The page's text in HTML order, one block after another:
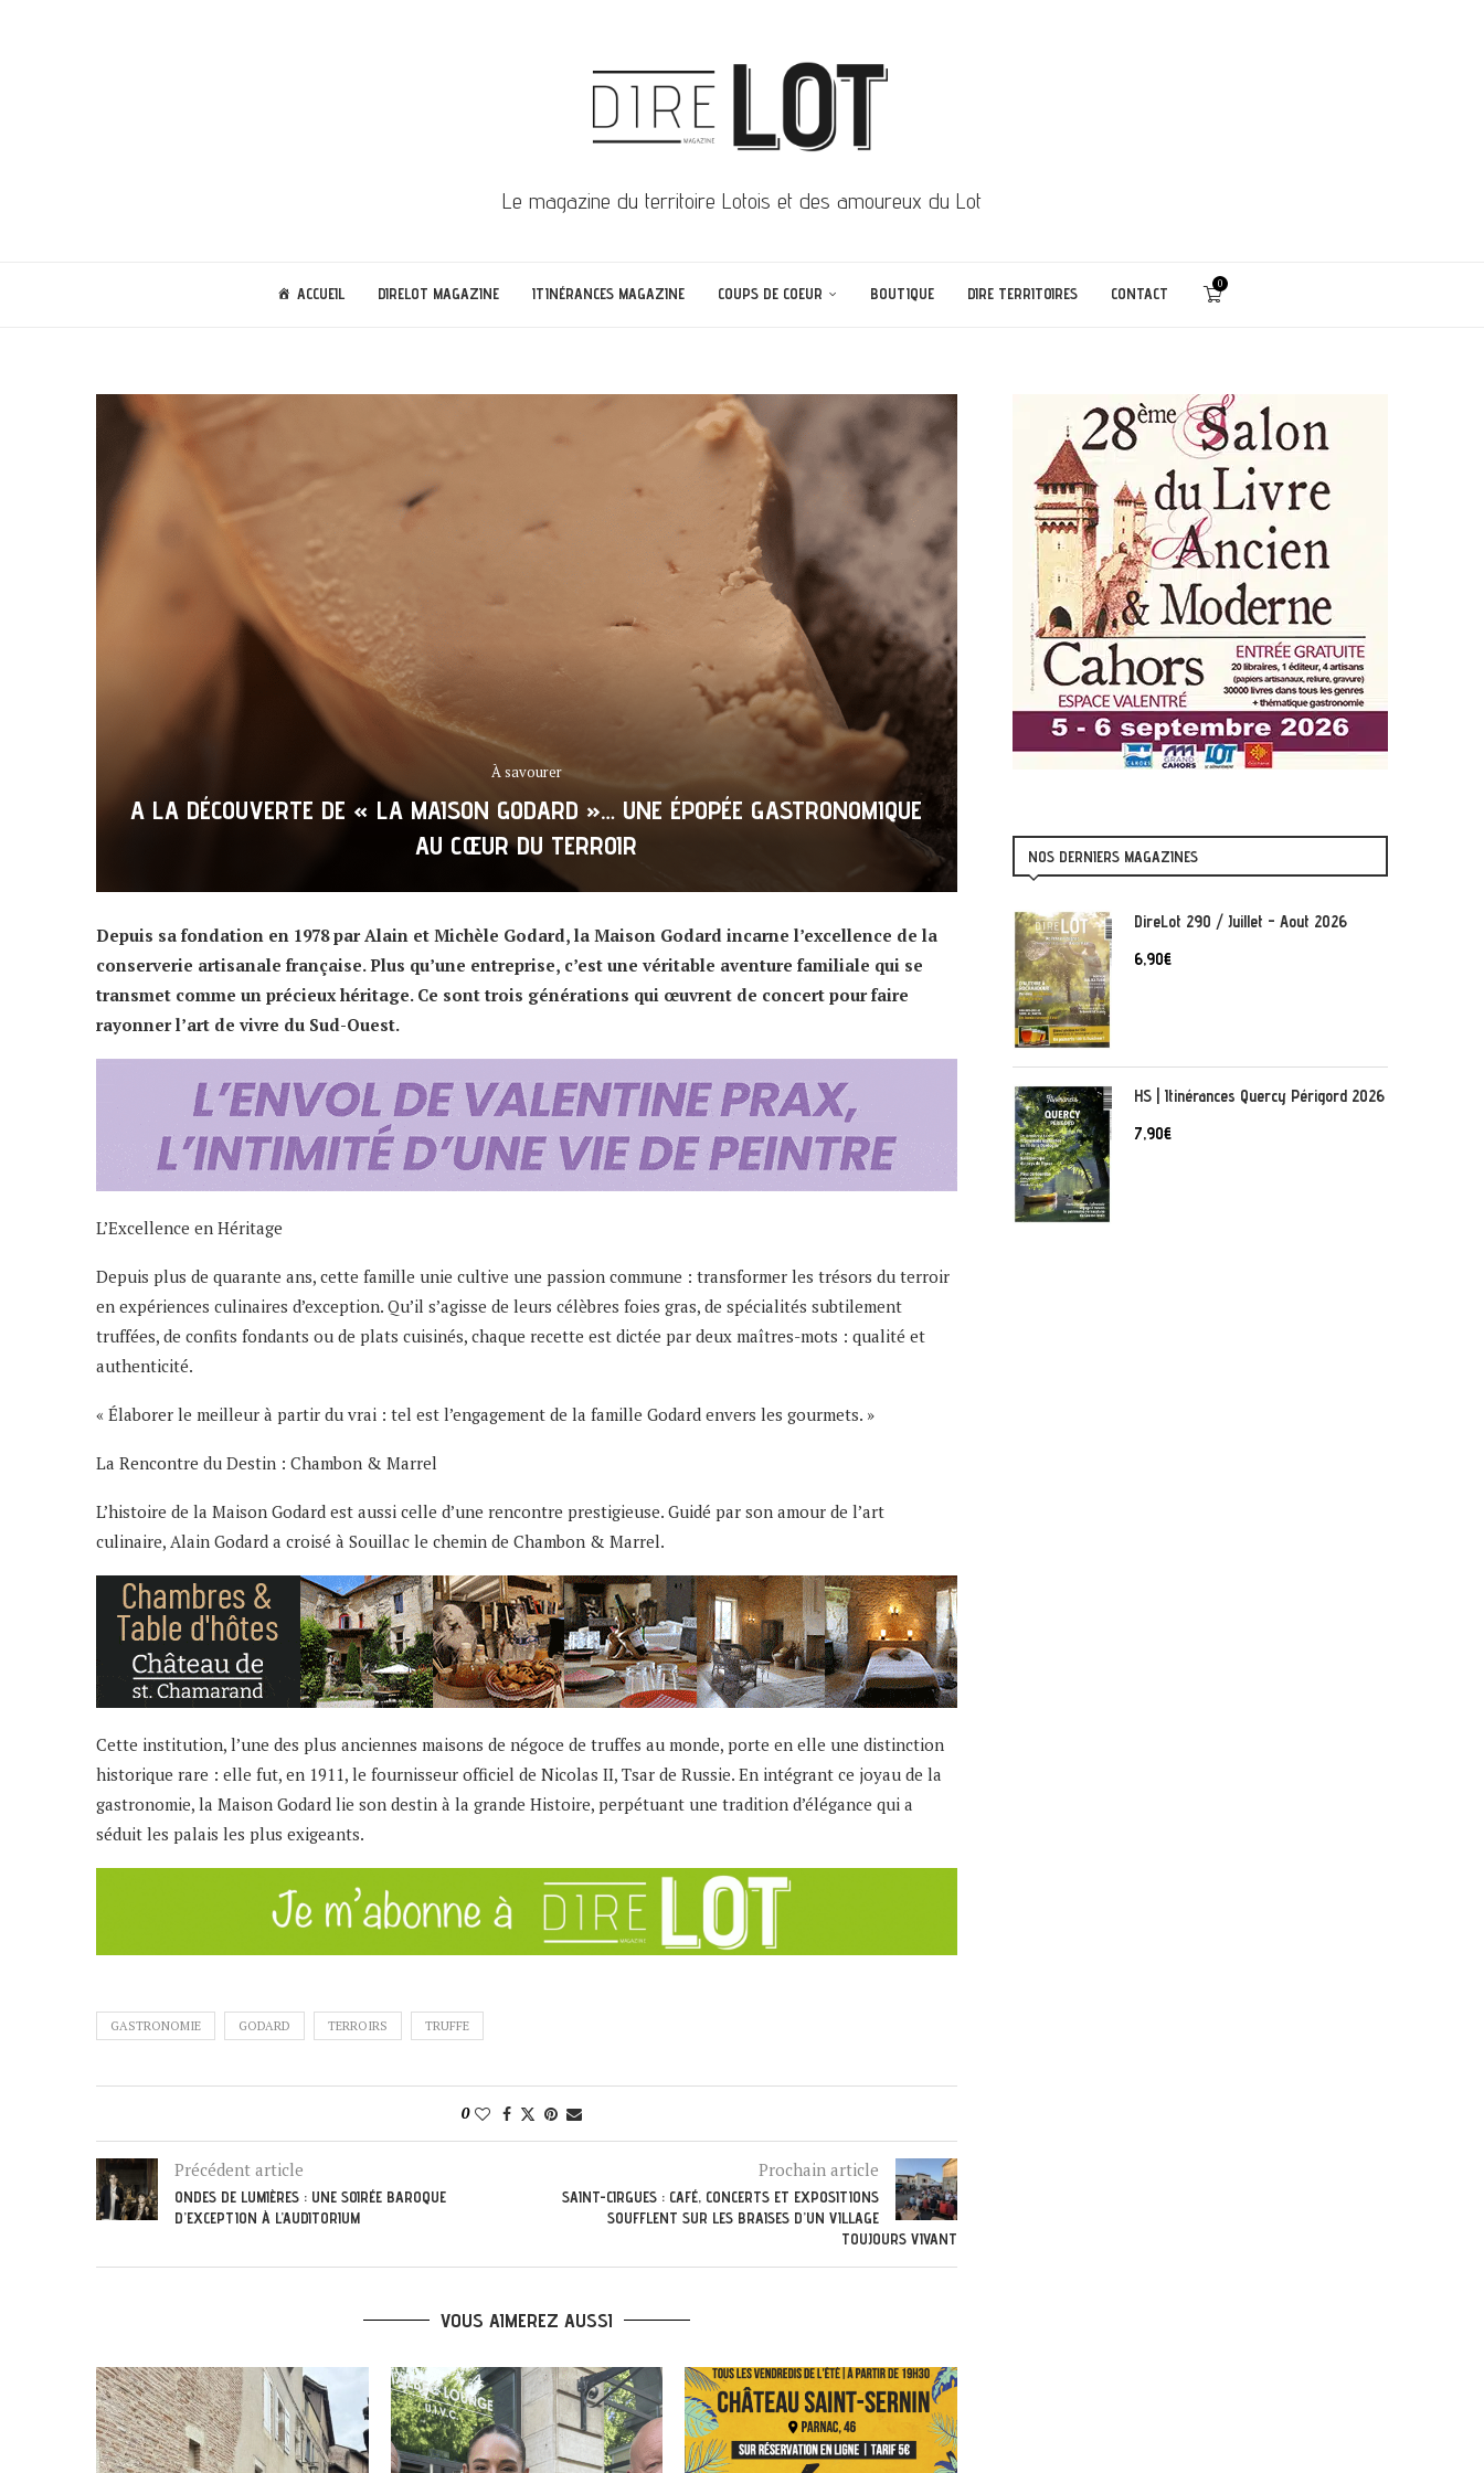
Le magazine du territoire Lotois et des amoureux du Lot
ACCUEIL DIRELOT MAGAZINE ITINÉRANCES MAGAZINE COUPS DE COEUR BOUTIQUE DIRE TERRITOIRES CONTACT
0
À savourer
A LA DÉCOUVERTE DE « LA MAISON GODARD »… UNE ÉPOPÉE GASTRONOMIQUE
AU CŒUR DU TERROIR
Depuis sa fondation en 1978 par Alain et Michèle Godard, la Maison Godard incarne l’excellence de la
conserverie artisanale française. Plus qu’une entreprise, c’est une véritable aventure familiale qui se
transmet comme un précieux héritage. Ce sont trois générations qui œuvrent de concert pour faire
rayonner l’art de vivre du Sud-Ouest.
L’Excellence en Héritage
Depuis plus de quarante ans, cette famille unie cultive une passion commune : transformer les trésors du terroir
en expériences culinaires d’exception. Qu’il s’agisse de leurs célèbres foies gras, de spécialités subtilement
truffées, de confits fondants ou de plats cuisinés, chaque recette est dictée par deux maîtres-mots : qualité et
authenticité.
« Élaborer le meilleur à partir du vrai : tel est l’engagement de la famille Godard envers les gourmets. »
La Rencontre du Destin : Chambon & Marrel
L’histoire de la Maison Godard est aussi celle d’une rencontre prestigieuse. Guidé par son amour de l’art
culinaire, Alain Godard a croisé à Souillac le chemin de Chambon & Marrel.
Cette institution, l’une des plus anciennes maisons de négoce de truffes au monde, porte en elle une distinction
historique rare : elle fut, en 1911, le fournisseur officiel de Nicolas II, Tsar de Russie. En intégrant ce joyau de la
gastronomie, la Maison Godard lie son destin à la grande Histoire, perpétuant une tradition d’élégance qui a
séduit les palais les plus exigeants.
GASTRONOMIE GODARD TERROIRS TRUFFE
0
Précédent article
ONDES DE LUMIÈRES : UNE SOIRÉE BAROQUE
D’EXCEPTION À L’AUDITORIUM
Prochain article
SAINT-CIRGUES : CAFÉ, CONCERTS ET EXPOSITIONS
SOUFFLENT SUR LES BRAISES D’UN VILLAGE
TOUJOURS VIVANT
VOUS AIMEREZ AUSSI
NOS DERNIERS MAGAZINES
DireLot 290 / Juillet - Aout 2026
6,90€
HS | Itinérances Quercy Périgord 2026
7,90€